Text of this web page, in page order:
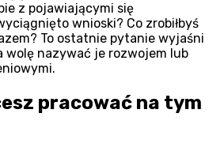
z pojawiającymi się
wnioski? Co zrobiłbyś
To ostatnie pytanie wyjaśni
wolę nazywać je rozwojem lub
pracować na tym